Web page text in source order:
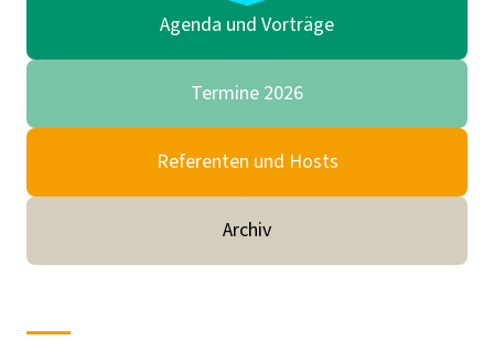
Agenda und Vorträge
Termine 2026
Referenten und Hosts
Archiv